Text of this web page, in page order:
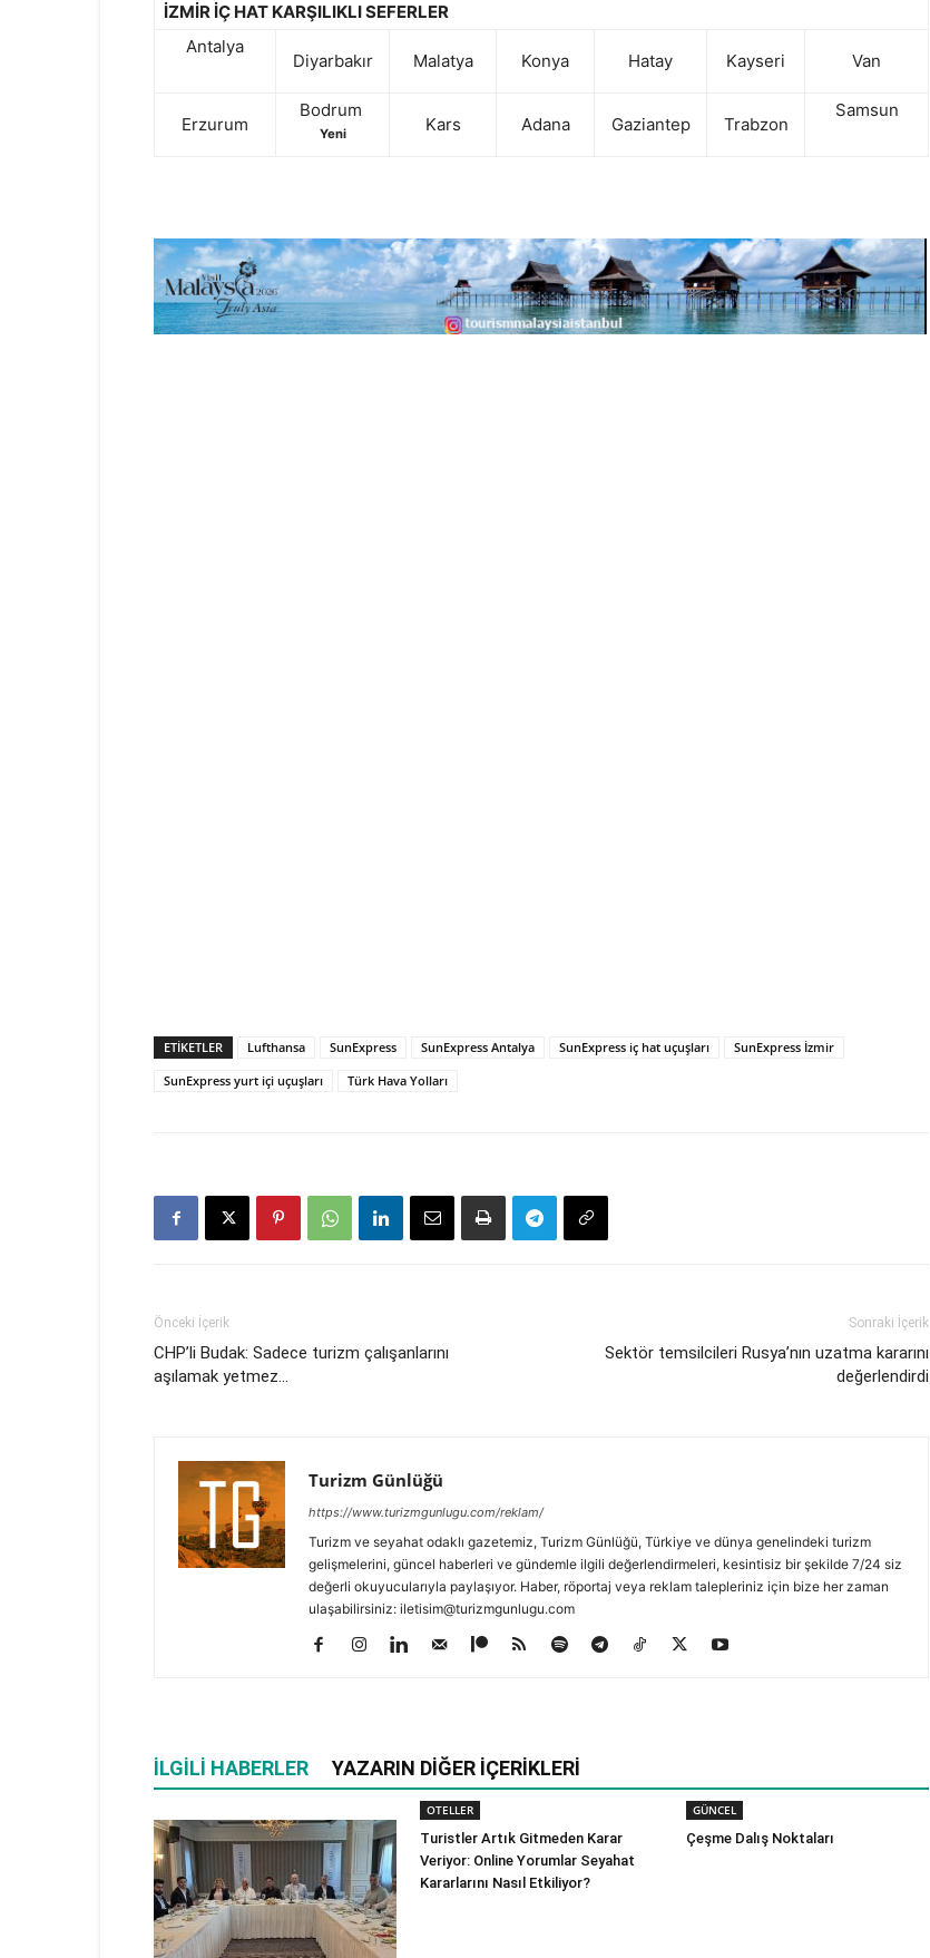
İZMİR İÇ HAT KARŞILIKLI SEFERLER
Antalya
Diyarbakır Malatya Konya Hatay Kayseri Van
Erzurum
Bodrum
Yeni Kars Adana Gaziantep Trabzon
Samsun
ETIKETLER Lufthansa SunExpress SunExpress Antalya SunExpress iç hat uçuşları
SunExpress İzmir
SunExpress yurt içi uçuşları
Türk Hava Yolları
Önceki İçerik
CHP’li Budak: Sadece turizm çalışanlarını
aşılamak yetmez…
Sonraki İçerik
Sektör temsilcileri Rusya’nın uzatma kararını
değerlendirdi
Turizm Günlüğü
https://www.turizmgunlugu.com/reklam/
Turizm ve seyahat odaklı gazetemiz, Turizm Günlüğü, Türkiye ve dünya genelindeki turizm
gelişmelerini, güncel haberleri ve gündemle ilgili değerlendirmeleri, kesintisiz bir şekilde 7/24 siz
değerli okuyucularıyla paylaşıyor. Haber, röportaj veya reklam talepleriniz için bize her zaman
ulaşabilirsiniz: iletisim@turizmgunlugu.com
İLGILI HABERLER YAZARIN DIĞER İÇERIKLERI
OTELLER
Turistler Artık Gitmeden Karar
Veriyor: Online Yorumlar Seyahat
Kararlarını Nasıl Etkiliyor?
GÜNCEL
Çeşme Dalış Noktaları